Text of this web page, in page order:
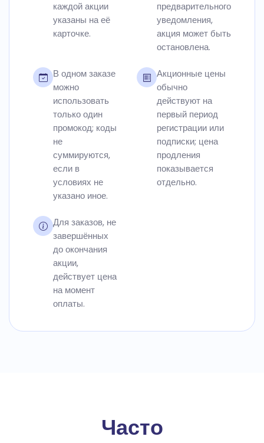
каждой акции
указаны на её
карточке.
предварительного
уведомления,
акция может быть
остановлена.
В одном заказе
можно
использовать
только один
промокод; коды
не
суммируются,
если в
условиях не
указано иное.
Акционные цены
обычно
действуют на
первый период
регистрации или
подписки; цена
продления
показывается
отдельно.
Для заказов, не
завершённых
до окончания
акции,
действует цена
на момент
оплаты.
Часто